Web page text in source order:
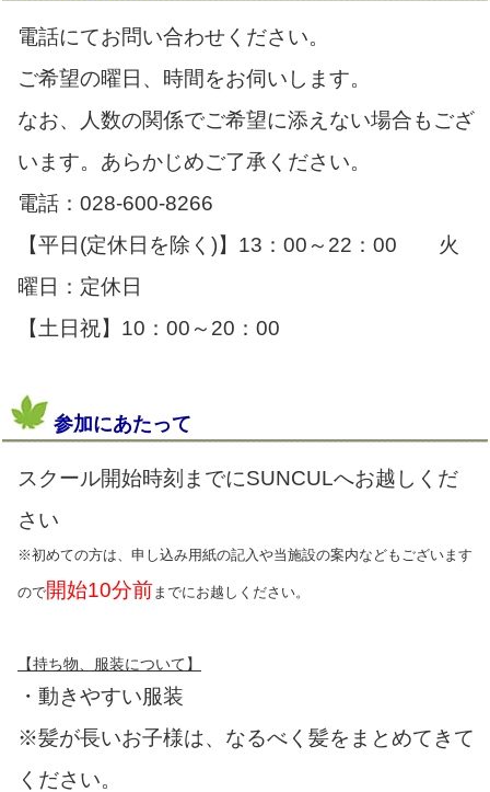
電話にてお問い合わせください。
ご希望の曜日、時間をお伺いします。
なお、人数の関係でご希望に添えない場合もござ
います。あらかじめご了承ください。
電話：028-600-8266
【平日(定休日を除く)】13：00～22：00 火
曜日：定休日
【土日祝】10：00～20：00
参加にあたって
スクール開始時刻までにSUNCULへお越しくだ
さい
※初めての方は、申し込み用紙の記入や当施設の案内などもございます
ので開始10分前 までにお越しください。
【持ち物、服装について】
・動きやすい服装
※髪が長いお子様は、なるべく髪をまとめてきて
ください。